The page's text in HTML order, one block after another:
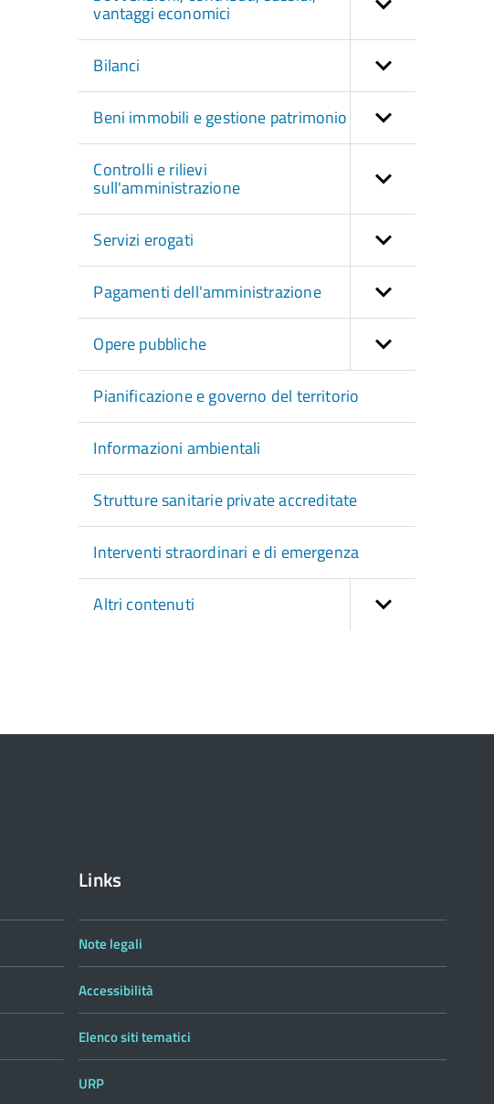
vantaggi economici
Bilanci
Beni immobili e gestione patrimonio
Controlli e rilievi
sull'amministrazione
Servizi erogati
Pagamenti dell'amministrazione
Opere pubbliche
Pianificazione e governo del territorio
Informazioni ambientali
Strutture sanitarie private accreditate
Interventi straordinari e di emergenza
Altri contenuti
Links
Note legali
Accessibilità
Elenco siti tematici
URP